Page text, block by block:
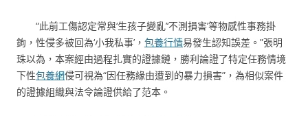
“此前工傷認定常與‘生孩子變亂’‘不測損害’等物感性事務掛
鉤，性侵多被回為‘小我私事’， 包養行情易發生認知誤差。”張明
珠以為，本案經由過程扎實的證據鏈，勝利論證了特定任務情境
下性包養網侵可視為“因任務緣由遭到的暴力損害”，為相似案件
的證據組織與法令論證供給了范本。